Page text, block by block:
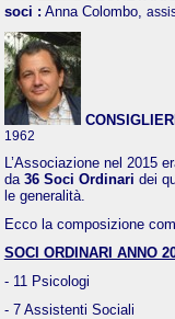
soci : Anna Colombo,
1962
L’Associazione nel 2015
da 36 Soci Ordinari dei
le generalità.
Ecco la composizione
SOCI ORDINARI ANNO
- 11 Psicologi
- 7 Assistenti Sociali